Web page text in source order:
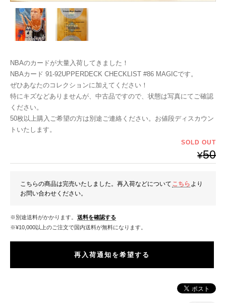
NBAのカードが大量入荷してきました！
NBAカード 91-92UPPERDECK CHECKLIST #86 MAGICです。
ぜひあなたのコレクションに加えてください！
特にキズなどありませんが、中古品ですので、状態は写真にてご確認
ください。
50枚以上購入ご希望の方は別途ご連絡ください。お値段ディスカウン
トいたします。
SOLD OUT
¥50
こちらの商品は完売いたしました。再入荷などについて こちら より
お問い合わせください。
※別途送料がかかります。 送料を確認する
※¥10,000以上のご注文で国内送料が無料になります。
再入荷通知を希望する